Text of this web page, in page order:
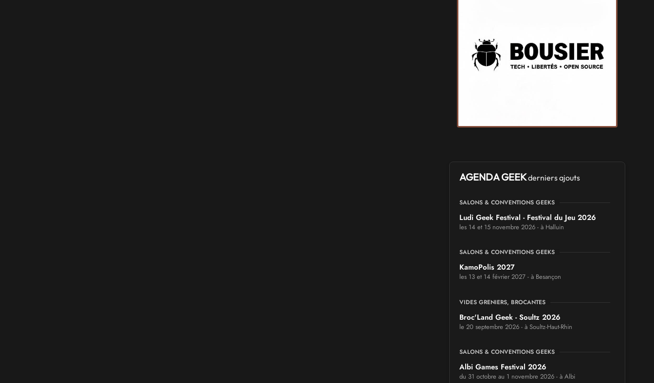
AGENDA GEEKderniers ajouts
SALONS & CONVENTIONS GEEKS
Ludi Geek Festival - Festival du Jeu 2026
les 14 et 15 novembre 2026 - à Halluin
SALONS & CONVENTIONS GEEKS
KamoPolis 2027
les 13 et 14 février 2027 - à Besançon
VIDES GRENIERS, BROCANTES
Broc'Land Geek - Soultz 2026
le 20 septembre 2026 - à Soultz-Haut-Rhin
SALONS & CONVENTIONS GEEKS
Albi Games Festival 2026
du 31 octobre au 1 novembre 2026 - à Albi